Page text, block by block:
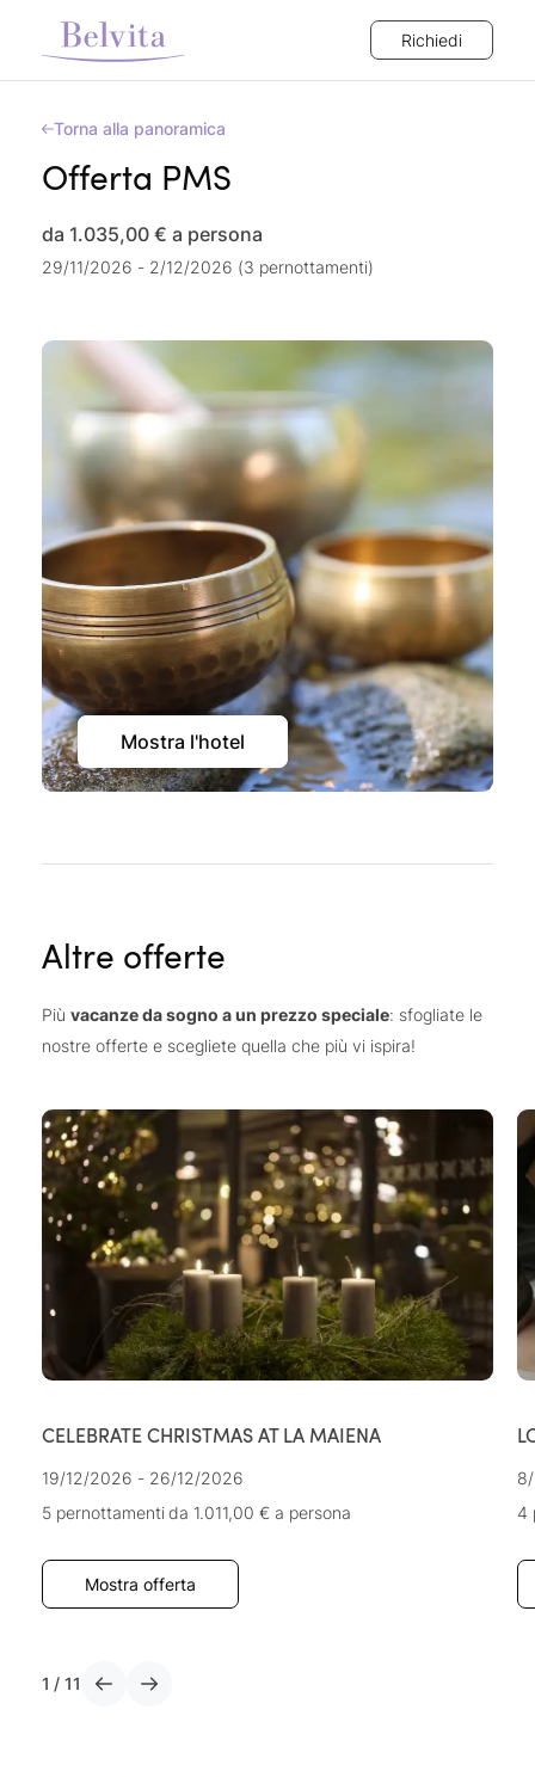
Richiedi
Torna alla panoramica
Offerta PMS
da 1.035,00 € a persona
29/11/2026 - 2/12/2026 (3 pernottamenti)
Mostra l'hotel
Altre offerte
Più vacanze da sogno a un prezzo speciale: sfogliate le
nostre offerte e scegliete quella che più vi ispira!
CELEBRATE CHRISTMAS AT LA MAIENA
19/12/2026 - 26/12/2026
5 pernottamentida 1.011,00 € a persona
Mostra offerta
4
1 / 11